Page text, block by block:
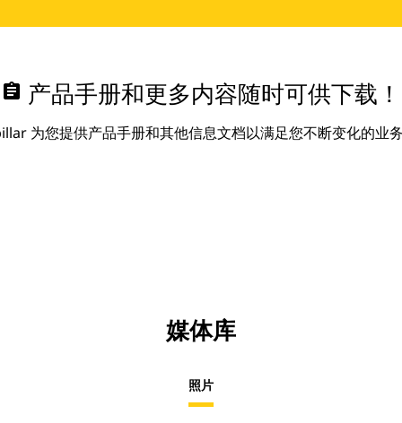
assignment 产品手册和更多内容随时可供下载！
为您提供产品手册和其他信息文档以满足您不断变化的业
媒体库
照片